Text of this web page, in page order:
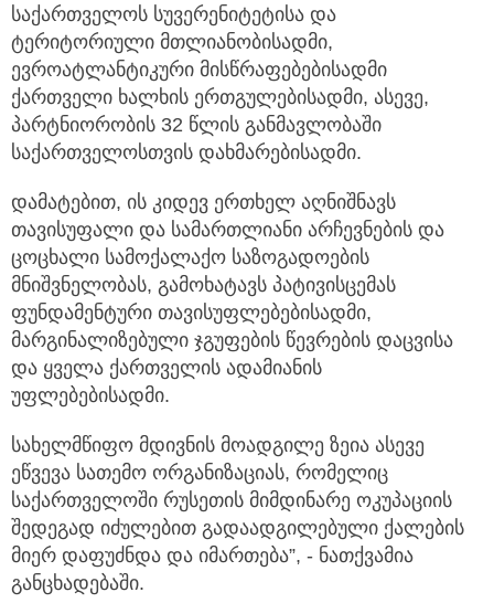
საქართველოს სუვერენიტეტისა და
ტერიტორიული მთლიანობისადმი,
ევროატლანტიკური მისწრაფებებისადმი
ქართველი ხალხის ერთგულებისადმი, ასევე,
პარტნიორობის 32 წლის განმავლობაში
საქართველოსთვის დახმარებისადმი.
დამატებით, ის კიდევ ერთხელ აღნიშნავს
თავისუფალი და სამართლიანი არჩევნების და
ცოცხალი სამოქალაქო საზოგადოების
მნიშვნელობას, გამოხატავს პატივისცემას
ფუნდამენტური თავისუფლებებისადმი,
მარგინალიზებული ჯგუფების წევრების დაცვისა
და ყველა ქართველის ადამიანის
უფლებებისადმი.
სახელმწიფო მდივნის მოადგილე ზეია ასევე
ეწვევა სათემო ორგანიზაციას, რომელიც
საქართველოში რუსეთის მიმდინარე ოკუპაციის
შედეგად იძულებით გადაადგილებული ქალების
მიერ დაფუძნდა და იმართება”, - ნათქვამია
განცხადებაში.